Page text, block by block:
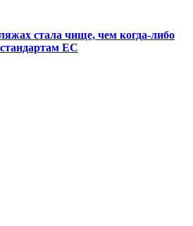
стала чище, чем когда-либо
ЕС